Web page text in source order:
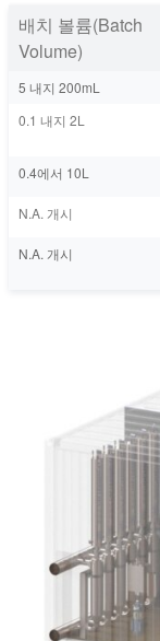
배치 볼륨(Batch
Volume)
5 내지 200mL
0.1 내지 2L
0.4에서 10L
N.A. 개시
N.A. 개시